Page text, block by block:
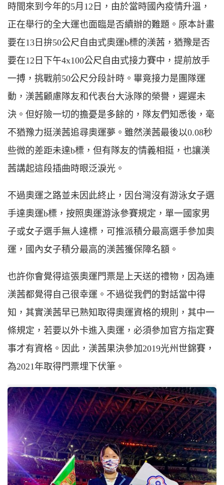
時間來到今年的5月12日，由於當時國內疫情升溫，
正在舉行的全大運也面臨是否續辦的難題。原本計畫
要在13日拚50公尺自由式奧運b標的渼茜，猶豫是否
要在12日下午4x100公尺自由式接力賽中，提前放手
一搏，挑戰前50公尺分段計時。畢竟接力是團隊運
動，渼茜顧慮隊友和代表台大泳隊的榮譽，遲遲未
決。但好險一切的擔憂是多餘的，隊友們知悉後，毫
不猶豫力挺渼茜追尋奧運夢。雖然渼茜最後以0.08秒
些微的差距未達b標，但有隊友的情義相挺，也讓渼
茜講起這段插曲時眼泛淚光。
不過奧運之路並未因此終止，因台灣沒有游泳女子選
手達奧運b標，按照奧運游泳參賽規定，單一國家男
子或女子選手無人達標，可推派積分最高選手參加奧
運，國內女子積分最高的渼茜獲保障名額。
也許你會覺得這張奧運門票是上天送的禮物，因為連
渼茜都覺得自己很幸運。不過從我們的對話當中得
知，其實渼茜早已熟知取得奧運資格的規則，其中一
條規定，若要以外卡進入奧運，必須參加官方指定賽
事才有資格。因此，渼茜果決參加2019光州世錦賽，
為2021年取得門票埋下伏筆。